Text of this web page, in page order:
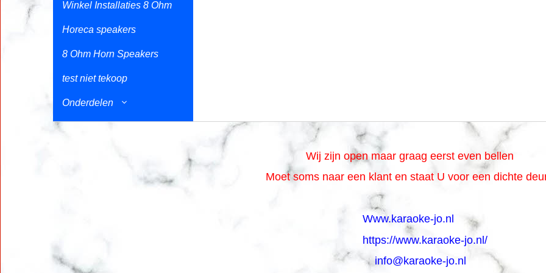
Winkel Installaties 8 Ohm
Horeca speakers
8 Ohm Horn Speakers
test niet tekoop
Onderdelen
Wij zijn open maar graag eerst even bellen
Moet soms naar een klant en staat U voor een dichte
Www.karaoke-jo.nl
https://www.karaoke-jo.nl/
info@karaoke-jo.nl